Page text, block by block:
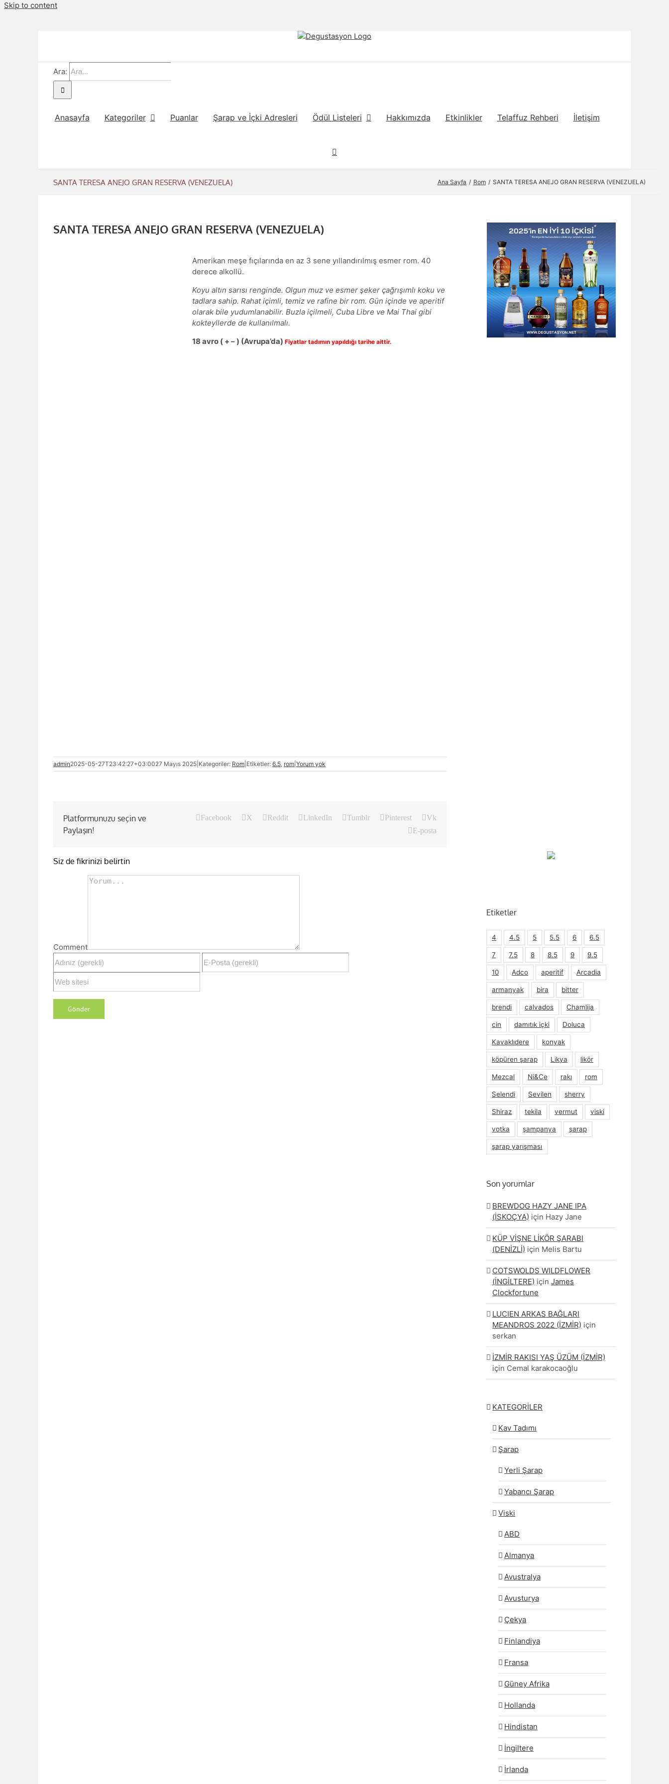
Skip to content
Ara:
Anasayfa Kategoriler Puanlar Şarap ve İçki Adresleri Ödül Listeleri Hakkımızda Etkinlikler Telaffuz Rehberi İletişim
SANTA TERESA ANEJO GRAN RESERVA (VENEZUELA) Ana Sayfa Rom SANTA TERESA ANEJO GRAN RESERVA (VENEZUELA)
SANTA TERESA ANEJO GRAN RESERVA (VENEZUELA)
Amerikan meşe fıçılarında en az 3 sene yıllandırılmış esmer rom. 40
derece alkollü.
Koyu altın sarısı renginde. Olgun muz ve esmer şeker çağrışımlı koku ve
tadlara sahip. Rahat içimli, temiz ve rafine bir rom. Gün içinde ve aperitif
olarak bile yudumlanabilir. Buzla içilmeli, Cuba Libre ve Mai Thai gibi
kokteyllerde de kullanılmalı.
18 avro ( + – ) (Avrupa’da)Fiyatlar tadımın yapıldığı tarihe aittir.
admin2025-05-27T23:42:27+03:0027 Mayıs 2025 Kategoriler: Rom Etiketler: 6.5, rom Yorum yok
Platformunuzu seçin ve
Paylaşın!
Facebook X Reddit LinkedIn Tumblr Pinterest
Vk
E-posta
Siz de fikrinizi belirtin
Comment
Etiketler
4 4.5 5 5.5 6 6.5
7 7.5 8 8.5 9 9.5
10 Adco aperitif Arcadia
armanyak bira bitter
brendi calvados Chamlija
cin damıtık içki Doluca
Kavaklıdere konyak
köpüren şarap Likya likör
Mezcal Ni&Ce rakı rom
Selendi Sevilen sherry
Shiraz tekila vermut viski
votka şampanya şarap
şarap yarışması
Son yorumlar
BREWDOG HAZY JANE IPA
(İSKOÇYA) için Hazy Jane
KÜP VİŞNE LİKÖR ŞARABI
(DENİZLİ) için Melis Bartu
COTSWOLDS WILDFLOWER
(İNGİLTERE) içinJames
Clockfortune
LUCIEN ARKAS BAĞLARI
MEANDROS 2022 (İZMİR) için
serkan
İZMİR RAKISI YAŞ ÜZÜM (İZMİR)
için Cemal karakocaoğlu
KATEGORİLER
Kav Tadımı
Şarap
Yerli Şarap
Yabancı Şarap
Viski
ABD
Almanya
Avustralya
Avusturya
Çekya
Finlandiya
Fransa
Güney Afrika
Hollanda
Hindistan
İngiltere
İrlanda